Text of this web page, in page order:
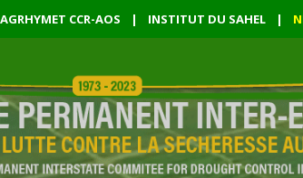
AGRHYMET CCR-AOS | INSTITUT DU SAHEL |